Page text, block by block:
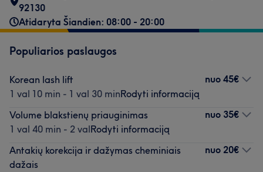
92130
Atidaryta Šiandien: 08:00 - 20:00
Populiarios paslaugos
Korean lash lift
1 val 10 min - 1 val 30 minRodyti informaciją
nuo 45€
Volume blakstienų priauginimas
1 val 40 min - 2 valRodyti informaciją
nuo 35€
Antakių korekcija ir dažymas cheminiais
dažais
nuo 20€